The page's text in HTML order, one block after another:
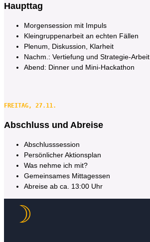
Haupttag
Morgensession mit Impuls
Kleingruppenarbeit an echten Fällen
Plenum, Diskussion, Klarheit
Nachm.: Vertiefung und Strategie-Arbeit
Abend: Dinner und Mini-Hackathon
FREITAG, 27.11.
Abschluss und Abreise
Abschlusssession
Persönlicher Aktionsplan
Was nehme ich mit?
Gemeinsames Mittagessen
Abreise ab ca. 13:00 Uhr
☽